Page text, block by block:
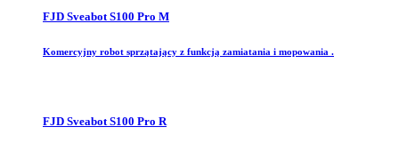
FJD Sveabot S100 Pro M
Komercyjny robot sprzątający z funkcją zamiatania i mopowania .
FJD Sveabot S100 Pro R